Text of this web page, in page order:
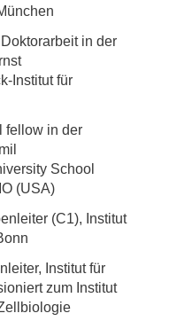
in der
Institut für
fellow in der
School
(USA)
(C1), Institut
Institut für
zum Institut